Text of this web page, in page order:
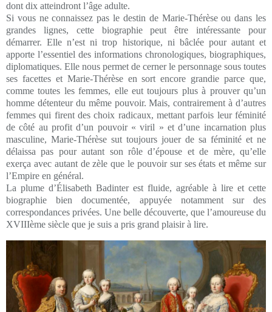
dont dix atteindront l’âge adulte.
Si vous ne connaissez pas le destin de Marie-Thérèse ou dans les
grandes lignes, cette biographie peut être intéressante pour
démarrer. Elle n’est ni trop historique, ni bâclée pour autant et
apporte l’essentiel des informations chronologiques, biographiques,
diplomatiques. Elle nous permet de cerner le personnage sous toutes
ses facettes et Marie-Thérèse en sort encore grandie parce que,
comme toutes les femmes, elle eut toujours plus à prouver qu’un
homme détenteur du même pouvoir. Mais, contrairement à d’autres
femmes qui firent des choix radicaux, mettant parfois leur féminité
de côté au profit d’un pouvoir « viril » et d’une incarnation plus
masculine, Marie-Thérèse sut toujours jouer de sa féminité et ne
délaissa pas pour autant son rôle d’épouse et de mère, qu’elle
exerça avec autant de zèle que le pouvoir sur ses états et même sur
l’Empire en général.
La plume d’Élisabeth Badinter est fluide, agréable à lire et cette
biographie bien documentée, appuyée notamment sur des
correspondances privées. Une belle découverte, que l’amoureuse du
XVIIIème siècle que je suis a pris grand plaisir à lire.